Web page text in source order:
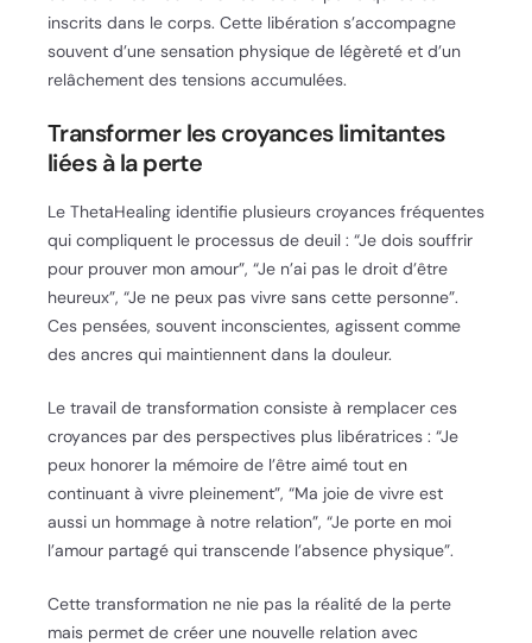
inscrits dans le corps. Cette libération s’accompagne
souvent d’une sensation physique de légèreté et d’un
relâchement des tensions accumulées.
Transformer les croyances limitantes
liées à la perte
Le ThetaHealing identifie plusieurs croyances fréquentes
qui compliquent le processus de deuil : “Je dois souffrir
pour prouver mon amour”, “Je n’ai pas le droit d’être
heureux”, “Je ne peux pas vivre sans cette personne”.
Ces pensées, souvent inconscientes, agissent comme
des ancres qui maintiennent dans la douleur.
Le travail de transformation consiste à remplacer ces
croyances par des perspectives plus libératrices : “Je
peux honorer la mémoire de l’être aimé tout en
continuant à vivre pleinement”, “Ma joie de vivre est
aussi un hommage à notre relation”, “Je porte en moi
l’amour partagé qui transcende l’absence physique”.
Cette transformation ne nie pas la réalité de la perte
mais permet de créer une nouvelle relation avec